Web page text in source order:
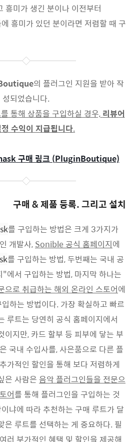
흥미가 생긴 분이나 이전부터
흥미가 있던 분이라면 저렴할 때 구
의 플러그인 지원을 받아 작
성되었습니다.
를 통해 상품을 구입하실 경우, 리뷰어
수익이 지급됩니다.
구매 링크 (PluginBoutique)
구매 & 제품 등록. 그리고 설치
를 구입하는 방법은 크게 3가지가
개발사, Sonible 공식 홈페이지에
를 구입하는 방법, 두번째는 국내 공
에서 구입하는 방법, 마지막 하나는
으로 취급하는 해외 온라인 스토어에
하는 방법이다. 가장 확실하고 빠르
루트는 당연히 공식 홈페이지에서
이지만, 카드 할부 등 피부에 닿는 부
국내 수입사를, 사은품으로 다른 플
가적인 할인을 통해 보다 저렴하게
은 사람은 음악 플러그인들을 전문으
어를 통해 플러그인을 구입하는 것
냐에 따라 추천하는 구매 루트가 달
은 루트를 선택하는 게 중요하다. 필
러 부가적인 혜택 및 할인을 제공해